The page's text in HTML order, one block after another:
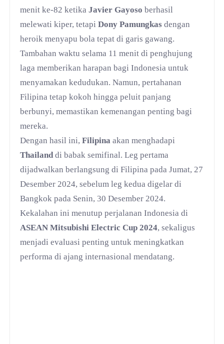
menit ke-82 ketikaJavier Gayoso berhasil
melewati kiper, tetapiDony Pamungkas dengan
heroik menyapu bola tepat di garis gawang.
Tambahan waktu selama 11 menit di penghujung
laga memberikan harapan bagi Indonesia untuk
menyamakan kedudukan. Namun, pertahanan
Filipina tetap kokoh hingga peluit panjang
berbunyi, memastikan kemenangan penting bagi
mereka.
Dengan hasil ini,Filipina akan menghadapi
Thailanddi babak semifinal. Leg pertama
dijadwalkan berlangsung di Filipina pada Jumat, 27
Desember 2024, sebelum leg kedua digelar di
Bangkok pada Senin, 30 Desember 2024.
Kekalahan ini menutup perjalanan Indonesia di
ASEAN Mitsubishi Electric Cup 2024, sekaligus
menjadi evaluasi penting untuk meningkatkan
performa di ajang internasional mendatang.